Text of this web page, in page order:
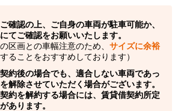
確認の上、ご自身の車両が駐車可能か、
てご確認をお願いいたします。
区画との車幅注意のため、 サイズに余裕
ることをおすすめしております）
約後の場合でも、適合しない車両であっ
解除させていただく場合がございます。
約を解約する場合には、賃貸借契約所定
あります。